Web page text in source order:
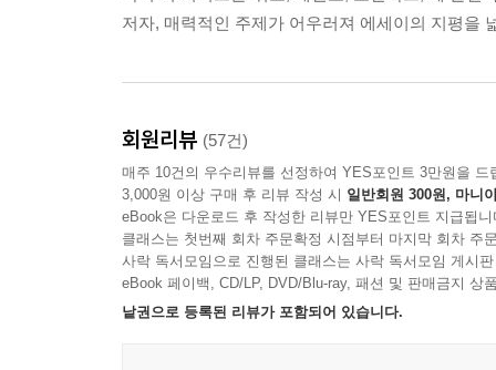
저자, 매력적인 주제가 어우러져 에세이의 지평을
회원리뷰 (57건)
매주 10건의 우수리뷰를 선정하여 YES포인트 3만원을 드
3,000원 이상 구매 후 리뷰 작성 시 일반회원 300원, 마니
eBook은 다운로드 후 작성한 리뷰만 YES포인트 지급됩니
클래스는 첫번째 회차 주문확정 시점부터 마지막 회차 주
사락 독서모임으로 진행된 클래스는 사락 독서모임 게시
eBook 페이백, CD/LP, DVD/Blu-ray, 패션 및 판매금지 상
낱권으로 등록된 리뷰가 포함되어 있습니다.